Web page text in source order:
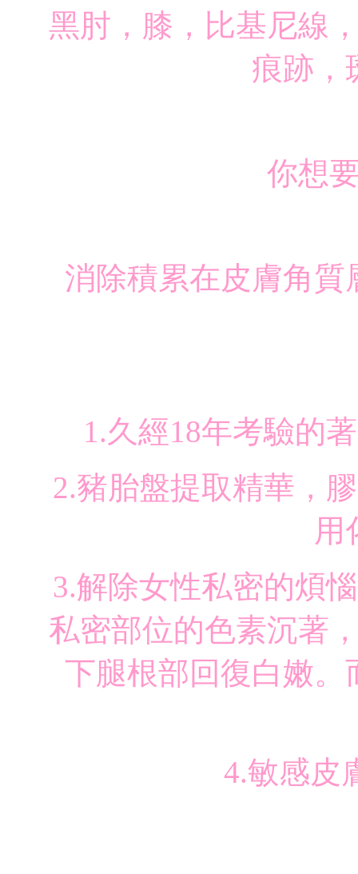
黑肘，膝，比基尼線
痕跡，
你想
消除積累在皮膚角
1.久經18年考驗的
2.豬胎盤提取精華，
用
3.解除女性私密的煩
私密部位的色素沉著
下腿根部回復白嫩
4.敏感皮